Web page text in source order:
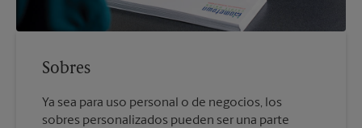
Sobres
Ya sea para uso personal o de negocios, los
sobres personalizados pueden ser una parte